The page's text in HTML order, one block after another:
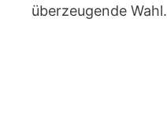
überzeugende Wahl.